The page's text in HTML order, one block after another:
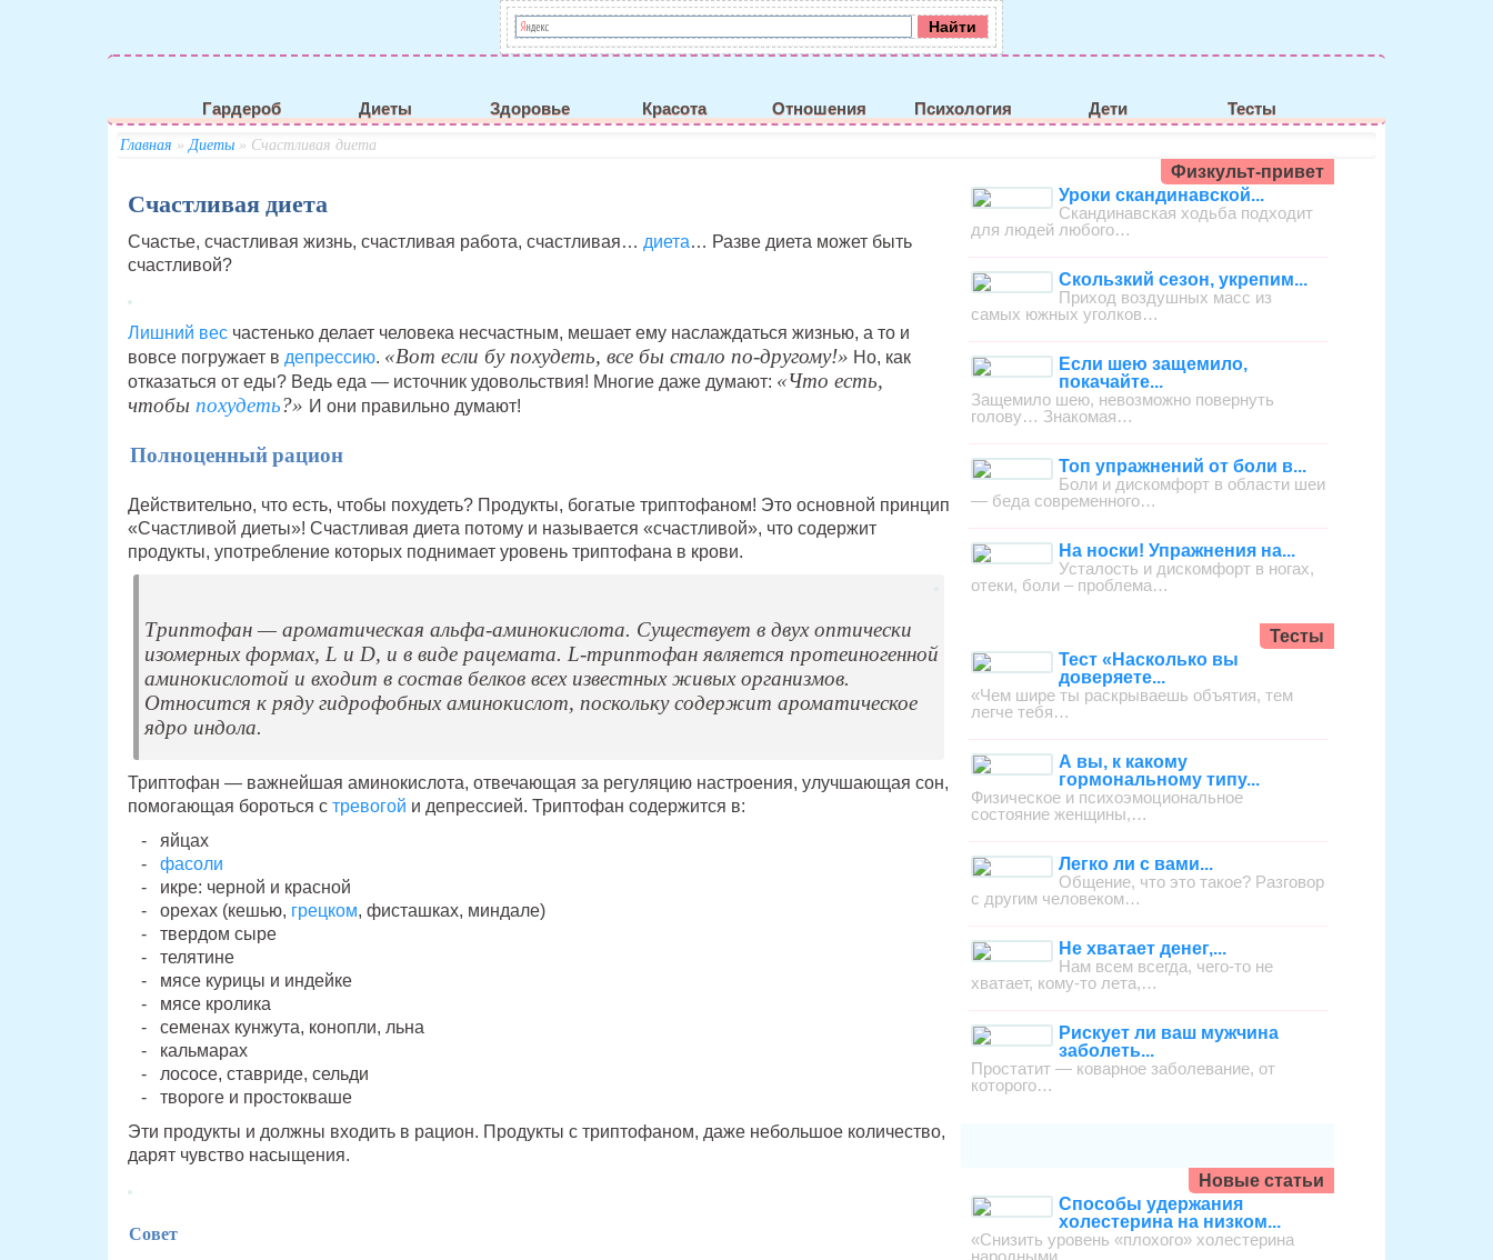
Гардероб Диеты Здоровье Красота Отношения Психология Дети Тесты
Главная » Диеты» Счастливая диета
Счастливая диета
Счастье, счастливая жизнь, счастливая работа, счастливая… диета… Разве диета может быть
счастливой?
Лишний весчастенько делает человека несчастным, мешает ему наслаждаться жизнью, а то и
вовсе погружает в депрессию. «Вот если бу похудеть, все бы стало по-другому!» Но, как
отказаться от еды? Ведь еда — источник удовольствия! Многие даже думают: «Что есть,
чтобы похудеть?» И они правильно думают!
Полноценный рацион
Действительно, что есть, чтобы похудеть? Продукты, богатые триптофаном! Это основной принцип
«Счастливой диеты»! Счастливая диета потому и называется «счастливой», что содержит
продукты, употребление которых поднимает уровень триптофана в крови.
Триптофан — ароматическая альфа-аминокислота. Существует в двух оптически
изомерных формах, L и D, и в виде рацемата. L-триптофан является протеиногенной
аминокислотой и входит в состав белков всех известных живых организмов.
Относится к ряду гидрофобных аминокислот, поскольку содержит ароматическое
ядро индола.
Триптофан — важнейшая аминокислота, отвечающая за регуляцию настроения, улучшающая сон,
помогающая бороться с тревогой и депрессией. Триптофан содержится в:
яйцах
фасоли
икре: черной и красной
орехах (кешью, грецком, фисташках, миндале)
твердом сыре
телятине
мясе курицы и индейке
мясе кролика
семенах кунжута, конопли, льна
кальмарах
лососе, ставриде, сельди
твороге и простокваше
Эти продукты и должны входить в рацион. Продукты с триптофаном, даже небольшое количество,
дарят чувство насыщения.
Совет
Физкульт-привет
Уроки скандинавской...
Скандинавская ходьба подходит
для людей любого…
Скользкий сезон, укрепим...
Приход воздушных масс из
самых южных уголков…
Если шею защемило,
покачайте...
Защемило шею, невозможно повернуть
голову… Знакомая…
Топ упражнений от боли в...
Боли и дискомфорт в области шеи
— беда современного…
На носки! Упражнения на...
Усталость и дискомфорт в ногах,
отеки, боли – проблема…
Тесты
Тест «Насколько вы
доверяете...
«Чем шире ты раскрываешь объятия, тем
легче тебя…
А вы, к какому
гормональному типу...
Физическое и психоэмоциональное
состояние женщины,…
Легко ли с вами...
Общение, что это такое? Разговор
с другим человеком…
Не хватает денег,...
Нам всем всегда, чего-то не
хватает, кому-то лета,…
Рискует ли ваш мужчина
заболеть...
Простатит — коварное заболевание, от
которого…
Новые статьи
Способы удержания
холестерина на низком...
«Снизить уровень «плохого» холестерина